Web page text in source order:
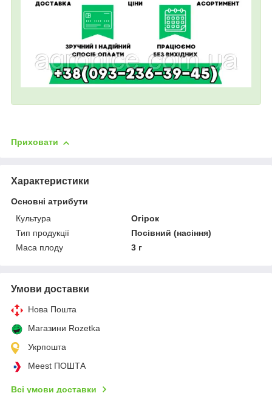
Приховати
Характеристики
Основні атрибути
Культура
Огірок
Тип продукції
Посівний (насіння)
Маса плоду
3 г
Умови доставки
Нова Пошта
Магазини Rozetka
Укрпошта
Meest ПОШТА
Всі умови доставки